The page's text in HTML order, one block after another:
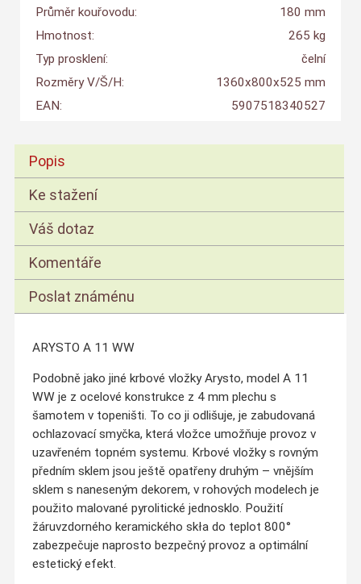
Průměr kouřovodu:
180 mm
Hmotnost:
265 kg
Typ prosklení:
čelní
Rozměry V/Š/H:
1360x800x525 mm
EAN:
5907518340527
Popis
Ke stažení
Váš dotaz
Komentáře
Poslat známénu
ARYSTO A 11 WW
Podobně jako jiné krbové vložky Arysto, model A 11
WW je z ocelové konstrukce z 4 mm plechu s
šamotem v topeništi. To co ji odlišuje, je zabudovaná
ochlazovací smyčka, která vložce umožňuje provoz v
uzavřeném topném systemu. Krbové vložky s rovným
předním sklem jsou ještě opatřeny druhým – vnějším
sklem s naneseným dekorem, v rohových modelech je
použito malované pyrolitické jednosklo. Použití
žáruvzdorného keramického skła do teplot 800°
zabezpečuje naprosto bezpečný provoz a optimální
estetický efekt.